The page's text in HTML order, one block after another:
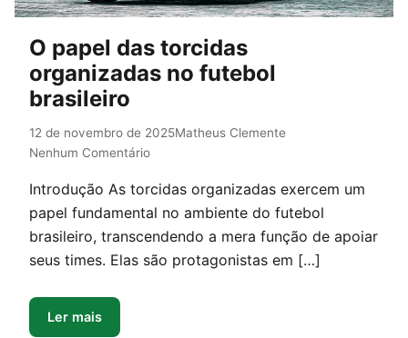
O papel das torcidas
organizadas no futebol
brasileiro
12 de novembro de 2025Matheus Clemente
Nenhum Comentário
Introdução As torcidas organizadas exercem um
papel fundamental no ambiente do futebol
brasileiro, transcendendo a mera função de apoiar
seus times. Elas são protagonistas em […]
Ler mais